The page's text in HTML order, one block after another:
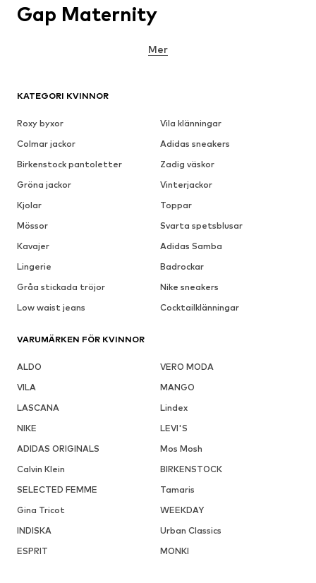
KATEGORI KVINNOR
Roxy byxor
Vila klänningar
Colmar jackor
Adidas sneakers
Birkenstock pantoletter
Zadig väskor
Gröna jackor
Vinterjackor
Kjolar
Toppar
Mössor
Svarta spetsblusar
Kavajer
Adidas Samba
Lingerie
Badrockar
Gråa stickada tröjor
Nike sneakers
Low waist jeans
Cocktailklänningar
VARUMÄRKEN FÖR KVINNOR
ALDO
VERO MODA
VILA
MANGO
LASCANA
Lindex
NIKE
LEVI'S
ADIDAS ORIGINALS
Mos Mosh
Calvin Klein
BIRKENSTOCK
SELECTED FEMME
Tamaris
Gina Tricot
WEEKDAY
INDISKA
Urban Classics
ESPRIT
MONKI
Gap Maternity
Mer